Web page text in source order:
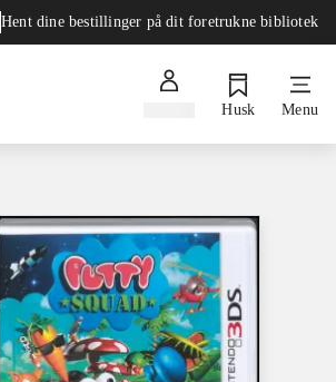
Hent dine bestillinger på dit foretrukne bibliotek
Husk Menu